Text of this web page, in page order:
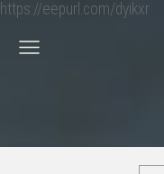
https://eepurl.com/dyikxr